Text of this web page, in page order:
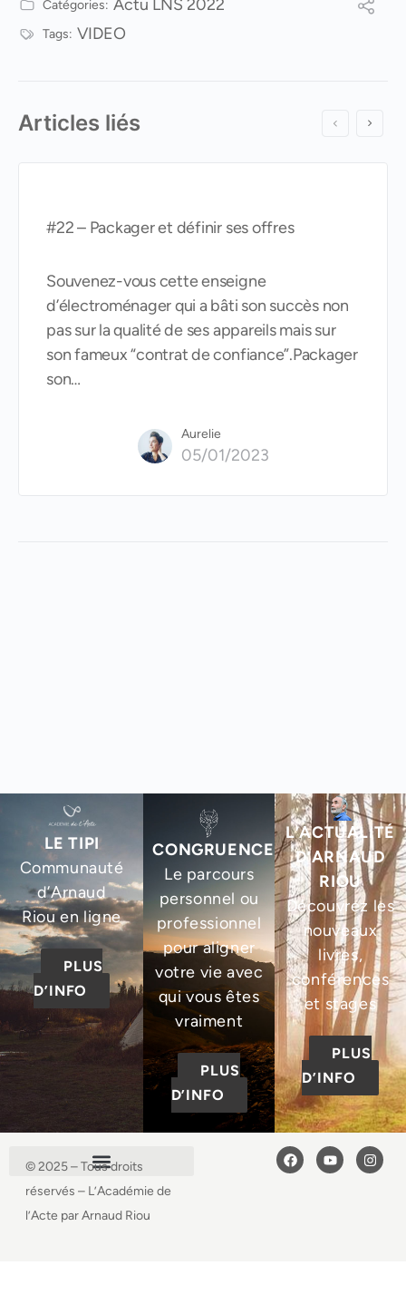
Catégories: Actu LNS 2022
Tags: VIDEO
Articles liés
#22 – Packager et définir ses offres
Souvenez-vous cette enseigne
d’électroménager qui a bâti son succès non
pas sur la qualité de ses appareils mais sur
son fameux “contrat de confiance”.Packager
son…
Aurelie
05/01/2023
LE TIPI
Communauté
d’Arnaud
Riou en ligne
PLUS
D’INFO
CONGRUENCE
Le parcours
personnel ou
professionnel
pour aligner
votre vie avec
qui vous êtes
vraiment
PLUS
D’INFO
L’ACTUALITÉ
D’ARNAUD
RIOU
Découvrez les
nouveaux
livres,
conférences
et stages
PLUS
D’INFO
© 2025 – Tous droits
réservés – L’Académie de
l’Acte par Arnaud Riou